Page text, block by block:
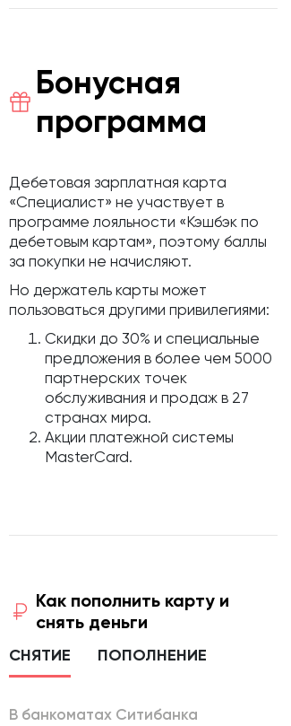
Бонусная
программа
Дебетовая зарплатная карта
«Специалист» не участвует в
программе лояльности «Кэшбэк по
дебетовым картам», поэтому баллы
за покупки не начисляют.
Но держатель карты может
пользоваться другими привилегиями:
Скидки до 30% и специальные
предложения в более чем 5000
партнерских точек
обслуживания и продаж в 27
странах мира.
Акции платежной системы
MasterCard.
Как пополнить карту и
снять деньги
СНЯТИЕ ПОПОЛНЕНИЕ
В банкоматах Ситибанка